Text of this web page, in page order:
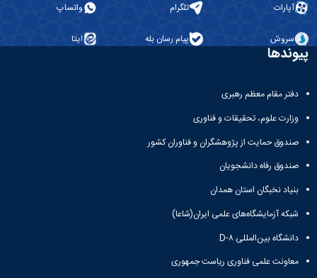
آپارات تلگرام واتساپ
سروش پیام رسان بله ایتا
پیوندها
دفتر مقام معظم رهبری
وزارت علوم، تحقیقات و فناوری
صندوق حمایت از پژوهشگران و فناوران کشور
صندوق رفاه دانشجویان
بنیاد نخبگان استان همدان
شبکه آزمایشگاه‌های علمی ایران(شاعا)
دانشگاه بین‌المللی D-۸
معاونت علمی فناوری ریاست جمهوری